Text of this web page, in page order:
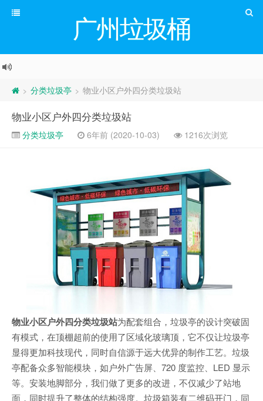
广州垃圾桶
> 分类垃圾亭 > 物业小区户外四分类垃圾站
物业小区户外四分类垃圾站
分类垃圾亭 6年前 (2020-10-03) 1216次浏览
物业小区户外四分类垃圾站为配套组合，垃圾亭的设计突破固
有模式，在顶棚超前的使用了区域化玻璃顶，它不仅让垃圾亭
显得更加科技现代，同时自信源于远大优异的制作工艺。垃圾
亭配备众多智能模块，如户外广告屏、720 度监控、LED 显示
等。安装地脚部分，我们做了更多的改进，不仅减少了站地
面，同时提升了整体的结构强度。垃圾箱装有二维码开门，同